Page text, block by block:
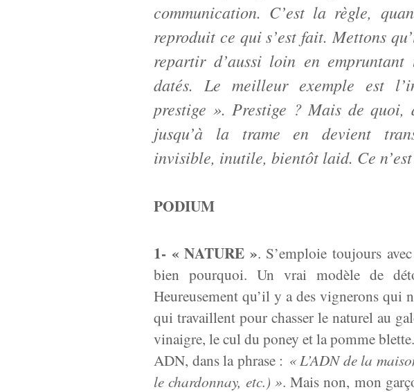
communication. C’est la règle,
reproduit ce qui s’est fait. Mettons
repartir d’aussi loin en empruntant
datés. Le meilleur exemple est
prestige ». Prestige ? Mais de
jusqu’à la trame en devient
invisible, inutile, bientôt laid. Ce n’est
PODIUM
1- « NATURE ». S’emploie toujours
bien pourquoi. Un vrai modèle de
Heureusement qu’il y a des vignerons qui
qui travaillent pour chasser le naturel au
vinaigre, le cul du poney et la pomme
ADN, dans la phrase : « L’ADN de la
le chardonnay, etc.) ». Mais non, mon